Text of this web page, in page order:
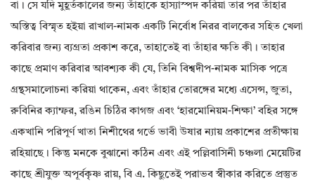
বা। সে যদি মুহূর্তকালের জন্য তাঁহাকে হাস্যাস্পদ করিয়া তার পর তাঁহার
অস্তিত্ব বিস্মৃত হইয়া রাখাল-নামক একটি নির্বোধ নিরর বালকের সহিত খেলা
করিবার জন্য ব্যগ্রতা প্রকাশ করে, তাহাতেই বা তাঁহার ক্ষতি কী। তাহার
কাছে প্রমাণ করিবার আবশ্যক কী যে, তিনি বিশ্বদীপ-নামক মাসিক পত্রে
গ্রন্থসমালোচনা করিয়া থাকেন, এবং তাঁহার তোরঙ্গের মধ্যে এসেন্স, জুতা,
রুবিনির ক্যাম্ফর, রঙিন চিঠির কাগজ এবং ‘হারমোনিয়ম-শিক্ষা’ বহির সঙ্গে
একখানি পরিপূর্ণ খাতা নিশীথের গর্ভে ভাবী উষার ন্যায় প্রকাশের প্রতীক্ষায়
রহিয়াছে। কিন্তু মনকে বুঝানো কঠিন এবং এই পল্লিবাসিনী চঞ্চলা মেয়েটির
কাছে শ্রীযুক্ত অপূর্বকৃষ্ণ রায়, বি এ. কিছুতেই পরাভব স্বীকার করিতে প্রস্তুত